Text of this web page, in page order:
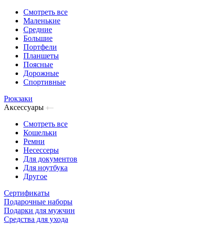
Смотреть все
Маленькие
Средние
Большие
Портфели
Планшеты
Поясные
Дорожные
Спортивные
Рюкзаки
Аксессуары
Смотреть все
Кошельки
Ремни
Несессеры
Для документов
Для ноутбука
Другое
Сертификаты
Подарочные наборы
Подарки для мужчин
Средства для ухода